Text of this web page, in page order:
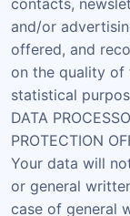
contacts,
and/or
offered, and
on the quality of
statistical
DATA
PROTECTION
Your data will
or general
case of general